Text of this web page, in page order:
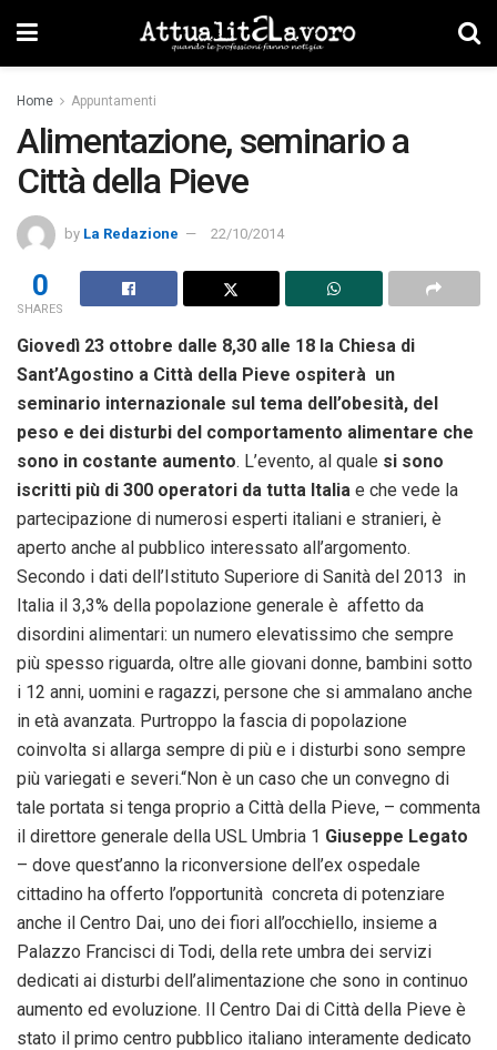
Home Appuntamenti
Alimentazione, seminario a
Città della Pieve
by La Redazione 22/10/2014
0
SHARES
Giovedì 23 ottobre dalle 8,30 alle 18 la Chiesa di
Sant’Agostino a Città della Pieve ospiterà un
seminario internazionale sul tema dell’obesità, del
peso e dei disturbi del comportamento alimentare che
sono in costante aumento. L’evento, al quale si sono
iscritti più di 300 operatori da tutta Italia e che vede la
partecipazione di numerosi esperti italiani e stranieri, è
aperto anche al pubblico interessato all’argomento.
Secondo i dati dell’Istituto Superiore di Sanità del 2013 in
Italia il 3,3% della popolazione generale è affetto da
disordini alimentari: un numero elevatissimo che sempre
più spesso riguarda, oltre alle giovani donne, bambini sotto
i 12 anni, uomini e ragazzi, persone che si ammalano anche
in età avanzata. Purtroppo la fascia di popolazione
coinvolta si allarga sempre di più e i disturbi sono sempre
più variegati e severi.“Non è un caso che un convegno di
tale portata si tenga proprio a Città della Pieve, – commenta
il direttore generale della USL Umbria 1 Giuseppe Legato
– dove quest’anno la riconversione dell’ex ospedale
cittadino ha offerto l’opportunità concreta di potenziare
anche il Centro Dai, uno dei fiori all’occhiello, insieme a
Palazzo Francisci di Todi, della rete umbra dei servizi
dedicati ai disturbi dell’alimentazione che sono in continuo
aumento ed evoluzione. Il Centro Dai di Città della Pieve è
stato il primo centro pubblico italiano interamente dedicato